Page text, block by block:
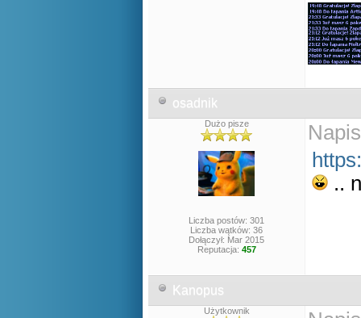
osadnik
Dużo pisze
Liczba postów: 301
Liczba wątków: 36
Dołączył: Mar 2015
Reputacja: 457
..
Kanopus
Użytkownik